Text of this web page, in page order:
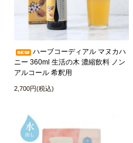
ハーブコーディアル マヌカハ
ニー 360ml 生活の木 濃縮飲料 ノン
アルコール 希釈用
2,700円(税込)